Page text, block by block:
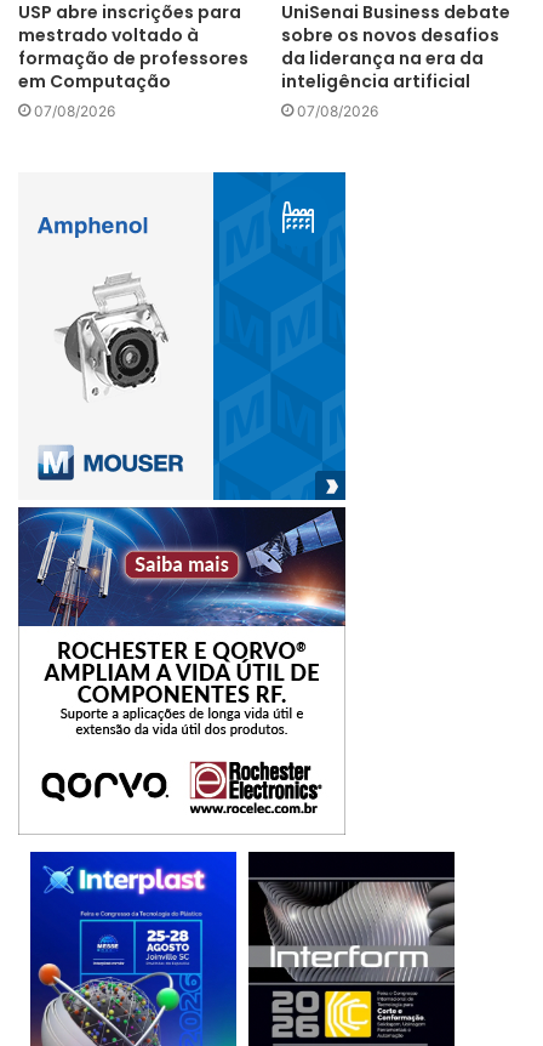
USP abre inscrições para
mestrado voltado à
formação de professores
em Computação
07/08/2026
UniSenai Business debate
sobre os novos desafios
da liderança na era da
inteligência artificial
07/08/2026